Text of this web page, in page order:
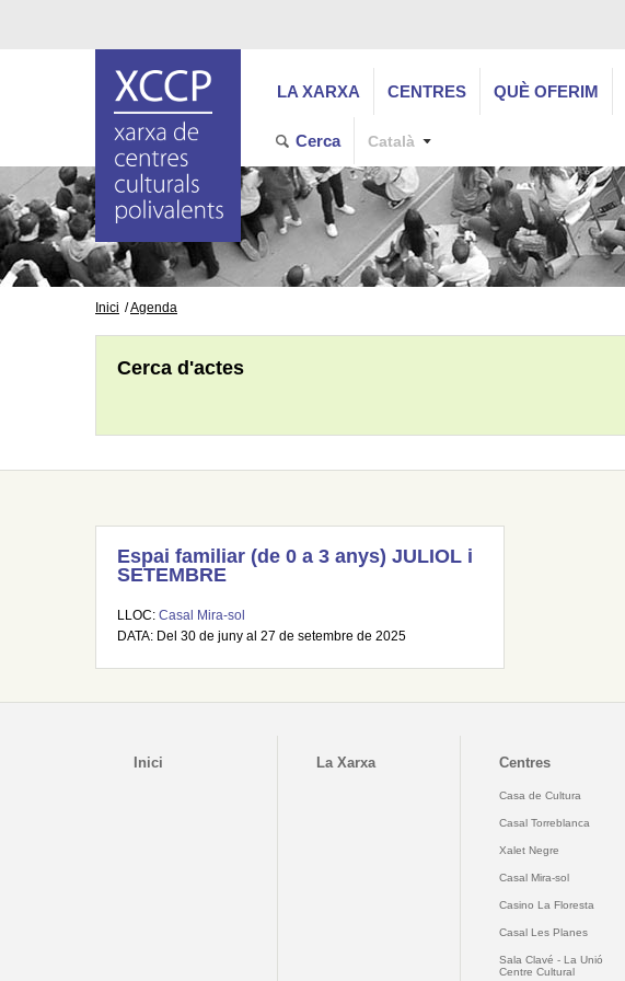
LA XARXA CENTRES QUÈ OFERIM
Cerca Català
Inici Agenda
Cerca d'actes
Espai familiar (de 0 a 3 anys) JULIOL i
SETEMBRE
LLOC: Casal Mira-sol
DATA: Del 30 de juny al 27 de setembre de 2025
Inici La Xarxa Centres
Casa de Cultura
Casal Torreblanca
Xalet Negre
Casal Mira-sol
Casino La Floresta
Casal Les Planes
Sala Clavé - La Unió
Centre Cultural